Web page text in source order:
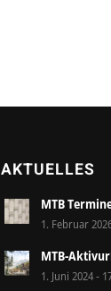
AKTUELLES
MTB
1. Februar
MTB-
1. Juni 2024 -